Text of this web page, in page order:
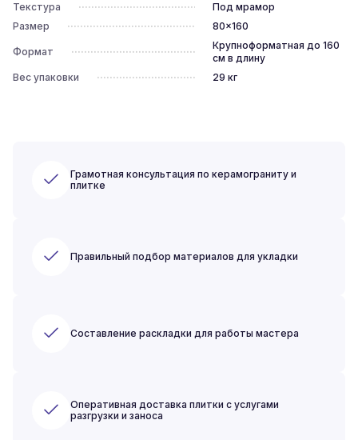
Текстура
Под мрамор
Размер
80x160
Формат
Крупноформатная до 160
см в длину
Вес упаковки
29 кг
Грамотная консультация по керамограниту и
плитке
Правильный подбор материалов для укладки
Составление раскладки для работы мастера
Оперативная доставка плитки с услугами
разгрузки и заноса